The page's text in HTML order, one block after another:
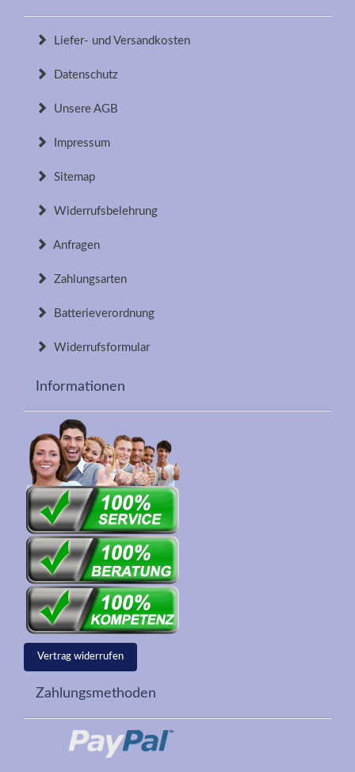
Liefer- und Versandkosten
Datenschutz
Unsere AGB
Impressum
Sitemap
Widerrufsbelehrung
Anfragen
Zahlungsarten
Batterieverordnung
Widerrufsformular
Informationen
Vertrag widerrufen
Zahlungsmethoden